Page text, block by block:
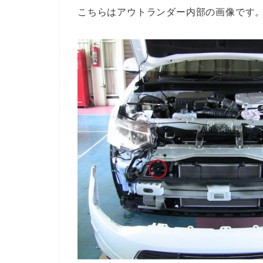
こちらはアウトランダー内部の画像です